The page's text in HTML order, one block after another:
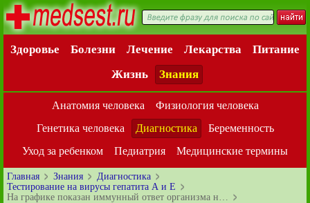
Здоровье Болезни Лечение Лекарства
Питание
Жизнь
Знания
Анатомия человека
Физиология человека
Генетика человека
Диагностика
Беременность
Уход за ребенком
Педиатрия Медицинские термины
Главная Знания
Диагностика
Тестирование на вирусы гепатита А и Е
На графике показан иммунный ответ организма н…